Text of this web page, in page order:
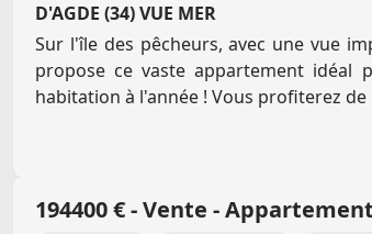
D'AGDE (34) VUE MER
Sur l'île des pêcheurs, avec une vue
propose ce vaste appartement
habitation à l'année ! Vous profiterez
194400 € - Vente -